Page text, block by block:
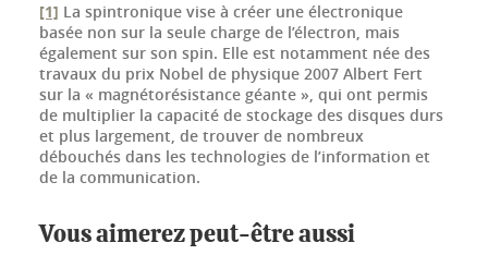
[1] La spintronique vise à créer une électronique
basée non sur la seule charge de l’électron, mais
également sur son spin. Elle est notamment née des
travaux du prix Nobel de physique 2007 Albert Fert
sur la « magnétorésistance géante », qui ont permis
de multiplier la capacité de stockage des disques durs
et plus largement, de trouver de nombreux
débouchés dans les technologies de l’information et
de la communication.
Vous aimerez peut-être aussi